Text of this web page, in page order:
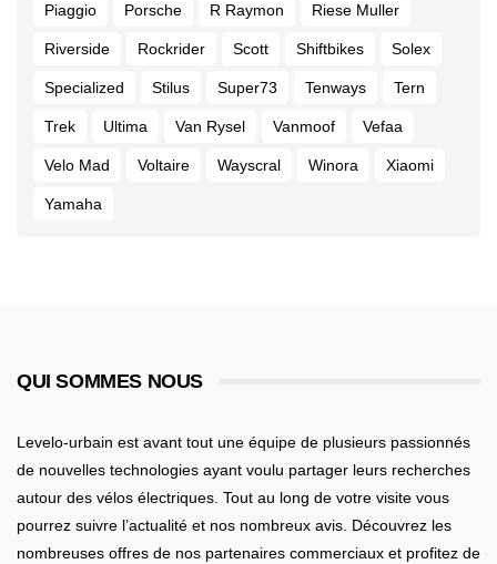
Piaggio Porsche R Raymon Riese Muller
Riverside Rockrider Scott Shiftbikes Solex
Specialized Stilus Super73 Tenways Tern
Trek Ultima Van Rysel Vanmoof Vefaa
Velo Mad Voltaire Wayscral Winora Xiaomi
Yamaha
QUI SOMMES NOUS
Levelo-urbain est avant tout une équipe de plusieurs passionnés
de nouvelles technologies ayant voulu partager leurs recherches
autour des vélos électriques. Tout au long de votre visite vous
pourrez suivre l’actualité et nos nombreux avis. Découvrez les
nombreuses offres de nos partenaires commerciaux et profitez de